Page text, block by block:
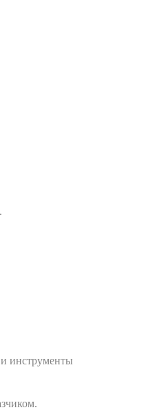
инструменты